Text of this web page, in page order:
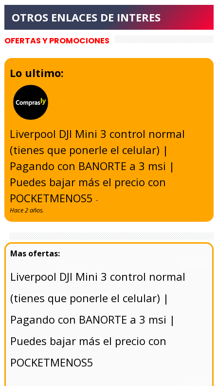
OFERTAS Y PROMOCIONES
Lo ultimo:
Liverpool DJI Mini 3 control normal
(tienes que ponerle el celular) |
Pagando con BANORTE a 3 msi |
Puedes bajar más el precio con
POCKETMENOS5-
Hace 2 años.
Liverpool DJI Mini 3 control normal
(tienes que ponerle el celular) |
Pagando con BANORTE a 3 msi |
Puedes bajar más el precio con
POCKETMENOS5